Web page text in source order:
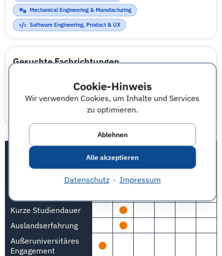
Cookie-Hinweis
Wir verwenden Cookies, um Inhalte und Services
zu optimieren.
Ablehnen
Alle akzeptieren
Datenschutz· Impressum
Mechanical Engineering & Manufacturing
Software Engineering, Product & UX
Gesuchte Fachrichtungen
Ingenieurwesen - sonstige,Mechatronik
Engineering,Telematik,Verkehrstechnik,
Wirtschaftsinformatik, Wirtschaftsingenieurwesen
Qualifikations-Matrix
Bedeutung 1 2 3 4 5
Studienleistungen
Kurze Studiendauer
Auslandserfahrung
Außeruniversitäres
Engagement